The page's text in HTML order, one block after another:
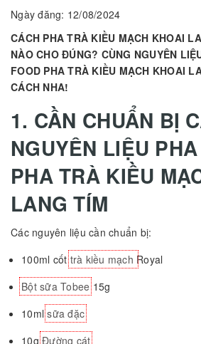
Ngày đăng: 12/08/2024
CÁCH PHA TRÀ KIỀU MẠCH KHOAI
NÀO CHO ĐÚNG? CÙNG NGUYÊN
FOOD PHA TRÀ KIỀU MẠCH KHOAI
CÁCH NHA!
1. CẦN CHUẨN BỊ
NGUYÊN LIỆU
PHA TRÀ KIỀU
LANG TÍM
Các nguyên liệu cần chuẩn bị:
100ml cốttrà kiều mạch Royal
Bột sữa Tobee15g
10mlsữa đặc
10gĐường cát